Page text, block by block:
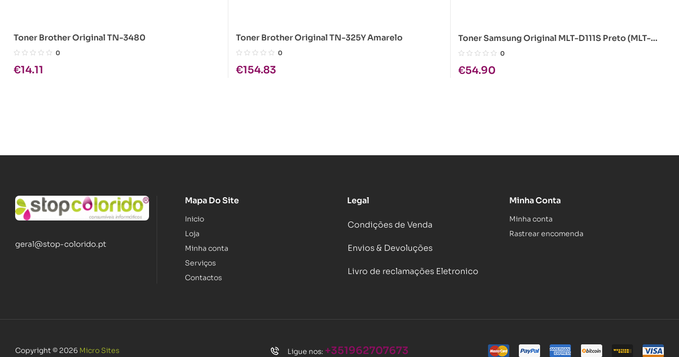
Toner Brother Original TN-3480
0
€14.11
Toner Brother Original TN-325Y Amarelo
0
€154.83
Toner Samsung Original MLT-D111S Preto (MLT-
D111S/ELS)0
€54.90
geral@stop-colorido.pt
Mapa Do Site
Inicio
Loja
Minha conta
Serviços
Contactos
Legal
Condições de Venda
Envios & Devoluções
Livro de reclamações Eletronico
Minha Conta
Minha conta
Rastrear encomenda
Copyright © 2026 Micro Sites Ligue nos: +351962707673